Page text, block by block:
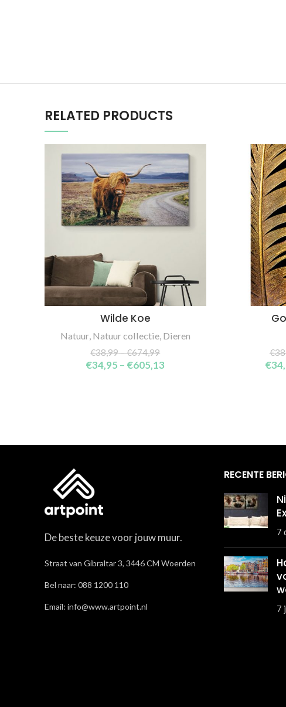
RELATED PRODUCTS
SELECT OPTIONS
Wilde Koe
Natuur, Natuur collectie, Dieren
€38,99–€674,99
€34,95 – €605,13
€
€
De beste keuze voor jouw muur.
Straat van Gibraltar 3, 3446 CM Woerden
Bel naar: 088 1200 110
Email: info@www.artpoint.nl
RECENTE
7
7